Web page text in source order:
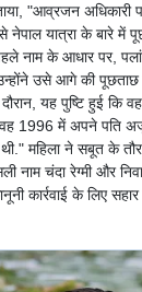
"आव्रजन अधिकारी
यात्रा के बारे में
नाम के आधार पर,
उसे आगे की पूछताछ
यह पुष्टि हुई कि
वह 1996 में अपने पति
महिला ने सबूत के तौर
नाम चंदा रेग्मी और
कार्रवाई के लिए सहार